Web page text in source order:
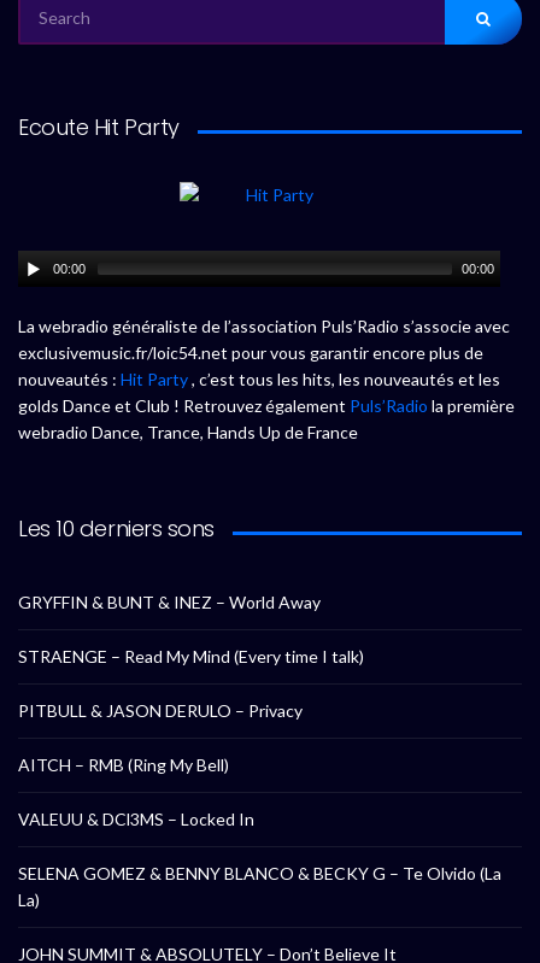
FOR:
Ecoute Hit Party
00:00 00:00
La webradio généraliste de l’association Puls’Radio s’associe avec
exclusivemusic.fr/loic54.net pour vous garantir encore plus de
nouveautés : Hit Party, c’est tous les hits, les nouveautés et les
golds Dance et Club ! Retrouvez également Puls’Radio la première
webradio Dance, Trance, Hands Up de France
Les 10 derniers sons
GRYFFIN & BUNT & INEZ – World Away
STRAENGE – Read My Mind (Every time I talk)
PITBULL & JASON DERULO – Privacy
AITCH – RMB (Ring My Bell)
VALEUU & DCl3MS – Locked In
SELENA GOMEZ & BENNY BLANCO & BECKY G – Te Olvido (La
La)
JOHN SUMMIT & ABSOLUTELY – Don’t Believe It